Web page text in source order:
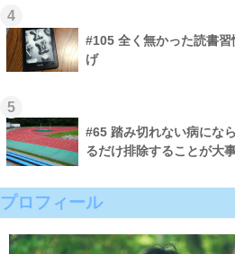
4
#105 全く無かった読書
げ
5
#65 踏み切れない病にな
るだけ排除することが大
プロフィール